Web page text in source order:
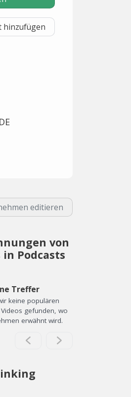
hinzufügen
editieren
von
Podcasts
Treffer
keine populären
gefunden, wo
erwähnt wird.